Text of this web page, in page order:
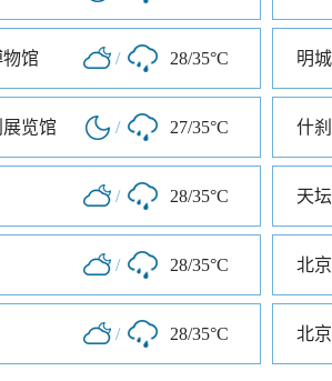
馆 / 28/35°C 明
览馆 / 27/35°C 什
/ 28/35°C 天
/ 28/35°C 北
/ 28/35°C 北